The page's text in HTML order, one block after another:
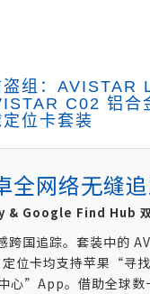
组：AVISTAR
C02 铝合
定位卡套装
全网络无缝
& Google Find Hub
跨国追踪。套装中的
位卡均支持苹果“寻
心”App。借助全球数